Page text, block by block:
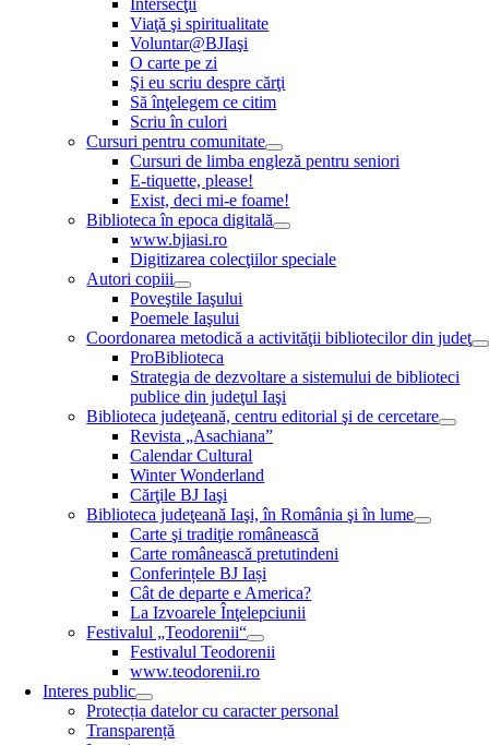
Intersecţii
Viaţă şi spiritualitate
Voluntar@BJIaşi
O carte pe zi
Şi eu scriu despre cărţi
Să înţelegem ce citim
Scriu în culori
Cursuri pentru comunitate
Cursuri de limba engleză pentru seniori
E-tiquette, please!
Exist, deci mi-e foame!
Biblioteca în epoca digitală
www.bjiasi.ro
Digitizarea colecţiilor speciale
Autori copiii
Poveştile Iaşului
Poemele Iaşului
Coordonarea metodică a activităţii bibliotecilor din judeţ
ProBiblioteca
Strategia de dezvoltare a sistemului de biblioteci
publice din judeţul Iaşi
Biblioteca judeţeană, centru editorial şi de cercetare
Revista „Asachiana”
Calendar Cultural
Winter Wonderland
Cărţile BJ Iaşi
Biblioteca judeţeană Iaşi, în România şi în lume
Carte şi tradiţie românească
Carte românească pretutindeni
Conferințele BJ Iași
Cât de departe e America?
La Izvoarele Înţelepciunii
Festivalul „Teodorenii“
Festivalul Teodorenii
www.teodorenii.ro
Interes public
Protecția datelor cu caracter personal
Transparență